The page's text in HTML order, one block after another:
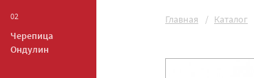
02
Черепица
Ондулин
Главная Каталог